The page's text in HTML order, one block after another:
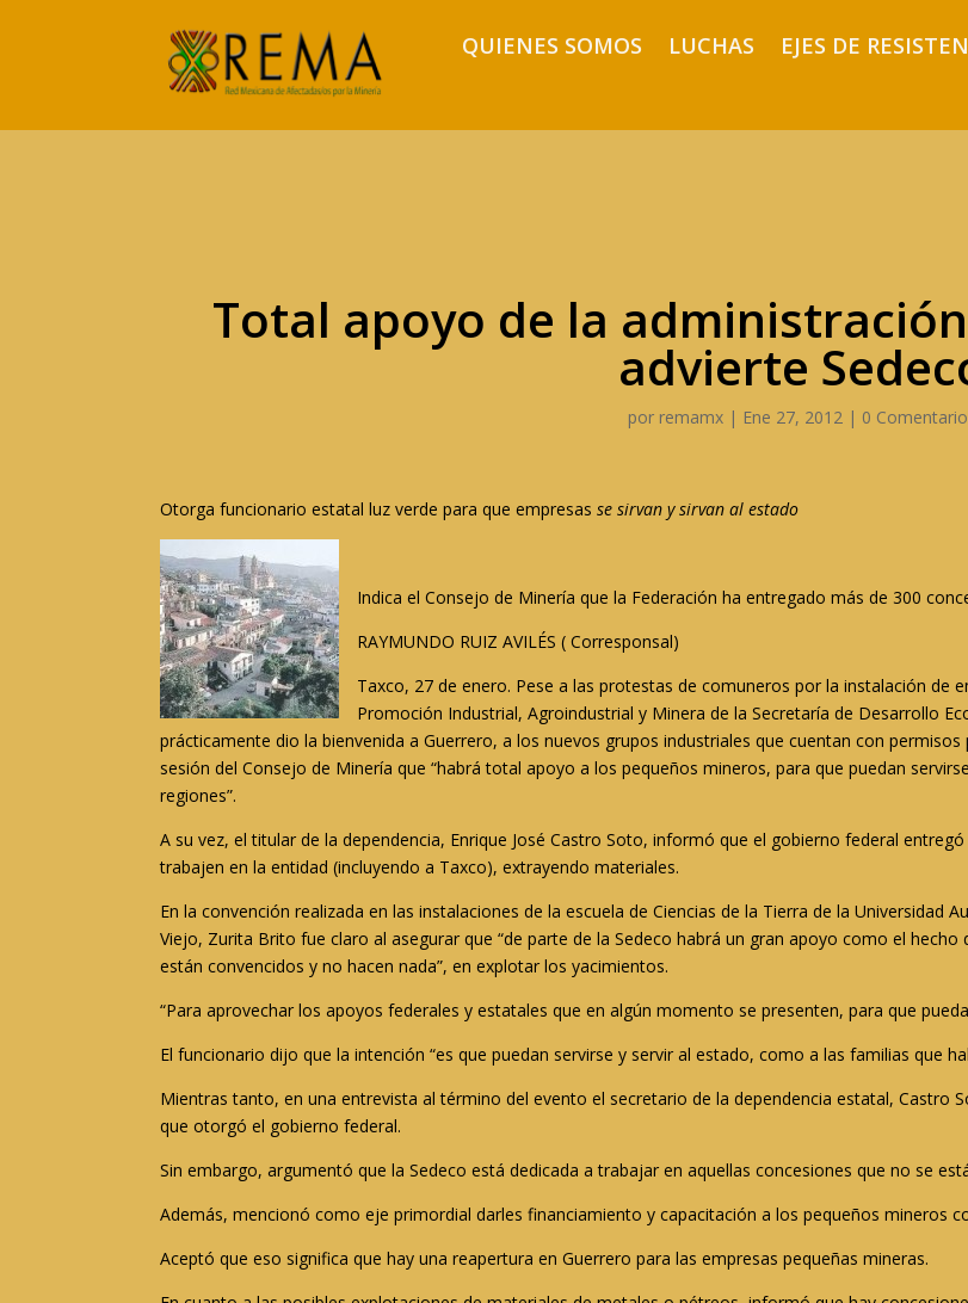
QUIENES SOMOS LUCHAS EJES DE
Total apoyo de la
advierte
por remamx | Ene 27, 2012 | 0
Otorga funcionario estatal luz verde para que empresasse sirvan y sirvan al estado
Indica el Consejo de Minería que la Federación ha entregado más de 300
RAYMUNDO RUIZ AVILÉS ( Corresponsal)
Taxco, 27 de enero. Pese a las protestas de comuneros por la instalación de
Promoción Industrial, Agroindustrial y Minera de la Secretaría de Desarrollo
prácticamente dio la bienvenida a Guerrero, a los nuevos grupos industriales que cuentan con
sesión del Consejo de Minería que “habrá total apoyo a los pequeños mineros, para que puedan
regiones”.
A su vez, el titular de la dependencia, Enrique José Castro Soto, informó que el gobierno federal
trabajen en la entidad (incluyendo a Taxco), extrayendo materiales.
En la convención realizada en las instalaciones de la escuela de Ciencias de la Tierra de la Universidad
Viejo, Zurita Brito fue claro al asegurar que “de parte de la Sedeco habrá un gran apoyo como el
están convencidos y no hacen nada”, en explotar los yacimientos.
“Para aprovechar los apoyos federales y estatales que en algún momento se presenten, para que
El funcionario dijo que la intención “es que puedan servirse y servir al estado, como a las familias que
Mientras tanto, en una entrevista al término del evento el secretario de la dependencia estatal, Castro
que otorgó el gobierno federal.
Sin embargo, argumentó que la Sedeco está dedicada a trabajar en aquellas concesiones que no se
Además, mencionó como eje primordial darles financiamiento y capacitación a los pequeños mineros
Aceptó que eso significa que hay una reapertura en Guerrero para las empresas pequeñas mineras.